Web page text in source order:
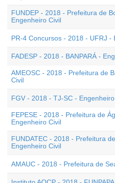
FUNDEP - 2018 - Prefeitura de
Engenheiro Civil
PR-4 Concursos - 2018 - UFRJ -
FADESP - 2018 - BANPARÁ -
AMEOSC - 2018 - Prefeitura de
Civil
FGV - 2018 - TJ-SC -
FEPESE - 2018 - Prefeitura de
Engenheiro Civil
FUNDATEC - 2018 - Prefeitura
Engenheiro Civil
AMAUC - 2018 - Prefeitura de